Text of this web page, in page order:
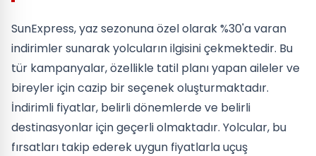
SunExpress, yaz sezonuna özel olarak %30'a varan
indirimler sunarak yolcuların ilgisini çekmektedir. Bu
tür kampanyalar, özellikle tatil planı yapan aileler ve
bireyler için cazip bir seçenek oluşturmaktadır.
İndirimli fiyatlar, belirli dönemlerde ve belirli
destinasyonlar için geçerli olmaktadır. Yolcular, bu
fırsatları takip ederek uygun fiyatlarla uçuş